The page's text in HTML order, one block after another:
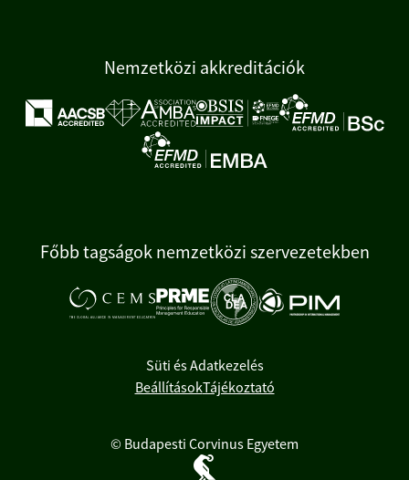
Nemzetközi akkreditációk
Főbb tagságok nemzetközi szervezetekben
Süti és Adatkezelés
BeállításokTájékoztató
© Budapesti Corvinus Egyetem